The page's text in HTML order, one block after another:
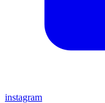
instagram